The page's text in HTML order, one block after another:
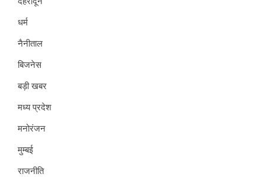
धर्म
नैनीताल
बिजनेस
बड़ी खबर
मध्य प्रदेश
मनोरंजन
मुम्बई
राजनीति